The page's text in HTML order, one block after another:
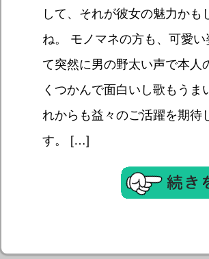
して、それが彼女の魅力かも
ね。 モノマネの方も、可愛
て突然に男の野太い声で本人
くつかんで面白いし歌もうま
れからも益々のご活躍を期待
す。 […]